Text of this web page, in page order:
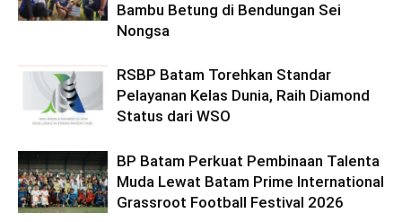
Bambu Betung di Bendungan Sei
Nongsa
RSBP Batam Torehkan Standar
Pelayanan Kelas Dunia, Raih Diamond
Status dari WSO
BP Batam Perkuat Pembinaan Talenta
Muda Lewat Batam Prime International
Grassroot Football Festival 2026